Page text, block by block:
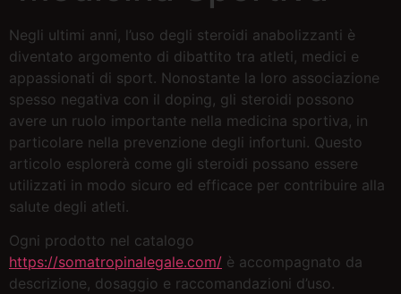
Negli ultimi anni, l’uso degli steroidi anabolizzanti è
diventato argomento di dibattito tra atleti, medici e
appassionati di sport. Nonostante la loro associazione
spesso negativa con il doping, gli steroidi possono
avere un ruolo importante nella medicina sportiva, in
particolare nella prevenzione degli infortuni. Questo
articolo esplorerà come gli steroidi possano essere
utilizzati in modo sicuro ed efficace per contribuire alla
salute degli atleti.
Ogni prodotto nel catalogo
https://somatropinalegale.com/ è accompagnato da
descrizione, dosaggio e raccomandazioni d’uso.